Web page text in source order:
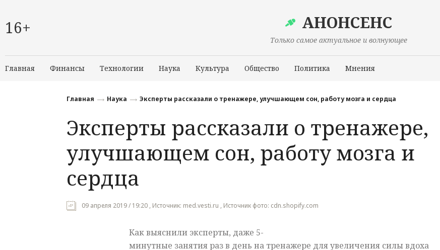
16+ АНОНСЕНС
Только самое актуальное и волнующее
Главная Финансы Технологии Наука Культура Общество Политика Мнения
Происшествия
Главная Наука Эксперты рассказали о тренажере, улучшающем сон, работу мозга и сердца
Эксперты рассказали о тренажере,
улучшающем сон, работу мозга и
сердца
09 апреля 2019 / 19:20 , Источник: med.vesti.ru , Источник фото: cdn.shopify.com
Как выяснили эксперты, даже 5-
минутные занятия раз в день на тренажере для увеличения силы вдоха